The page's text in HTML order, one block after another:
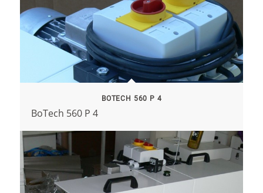
BOTECH 560 P 4
BoTech 560 P 4